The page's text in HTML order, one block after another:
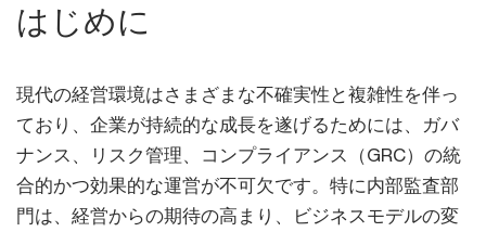
はじめに
現代の経営環境はさまざまな不確実性と複雑性を伴っ
ており、企業が持続的な成長を遂げるためには、ガバ
ナンス、リスク管理、コンプライアンス（GRC）の統
合的かつ効果的な運営が不可欠です。特に内部監査部
門は、経営からの期待の高まり、ビジネスモデルの変